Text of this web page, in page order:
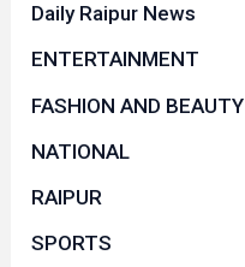
Daily Raipur News
ENTERTAINMENT
FASHION AND BEAUTY
NATIONAL
RAIPUR
SPORTS